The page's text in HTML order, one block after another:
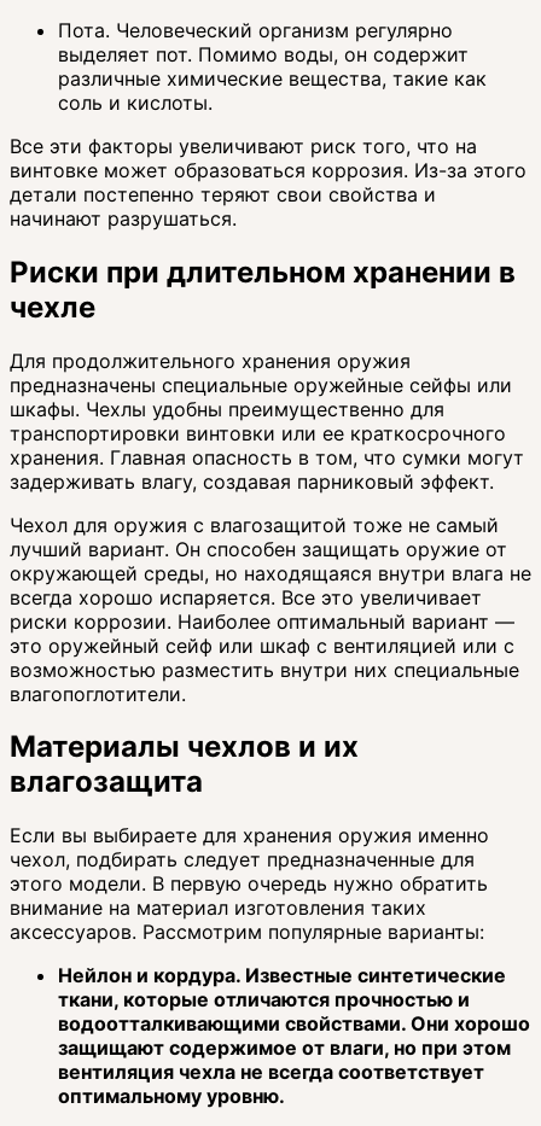
Пота. Человеческий организм регулярно
выделяет пот. Помимо воды, он содержит
различные химические вещества, такие как
соль и кислоты.
Все эти факторы увеличивают риск того, что на
винтовке может образоваться коррозия. Из-за этого
детали постепенно теряют свои свойства и
начинают разрушаться.
Риски при длительном хранении в
чехле
Для продолжительного хранения оружия
предназначены специальные оружейные сейфы или
шкафы. Чехлы удобны преимущественно для
транспортировки винтовки или ее краткосрочного
хранения. Главная опасность в том, что сумки могут
задерживать влагу, создавая парниковый эффект.
Чехол для оружия с влагозащитой тоже не самый
лучший вариант. Он способен защищать оружие от
окружающей среды, но находящаяся внутри влага не
всегда хорошо испаряется. Все это увеличивает
риски коррозии. Наиболее оптимальный вариант —
это оружейный сейф или шкаф с вентиляцией или с
возможностью разместить внутри них специальные
влагопоглотители.
Материалы чехлов и их
влагозащита
Если вы выбираете для хранения оружия именно
чехол, подбирать следует предназначенные для
этого модели. В первую очередь нужно обратить
внимание на материал изготовления таких
аксессуаров. Рассмотрим популярные варианты:
Нейлон и кордура. Известные синтетические
ткани, которые отличаются прочностью и
водоотталкивающими свойствами. Они хорошо
защищают содержимое от влаги, но при этом
вентиляция чехла не всегда соответствует
оптимальному уровню.